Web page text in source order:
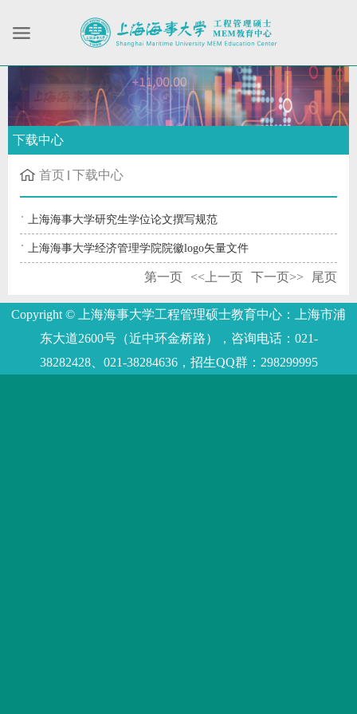
下载中心
首页 下载中心
上海海事大学研究生学位论文撰写规范
上海海事大学经济管理学院院徽logo矢量文件
第一页 <<上一页 下一页>> 尾页
Copyright © 上海海事大学工程管理硕士教育中心：上海市浦
东大道2600号（近中环金桥路），咨询电话：021-
38282428、021-38284636，招生QQ群：298299995